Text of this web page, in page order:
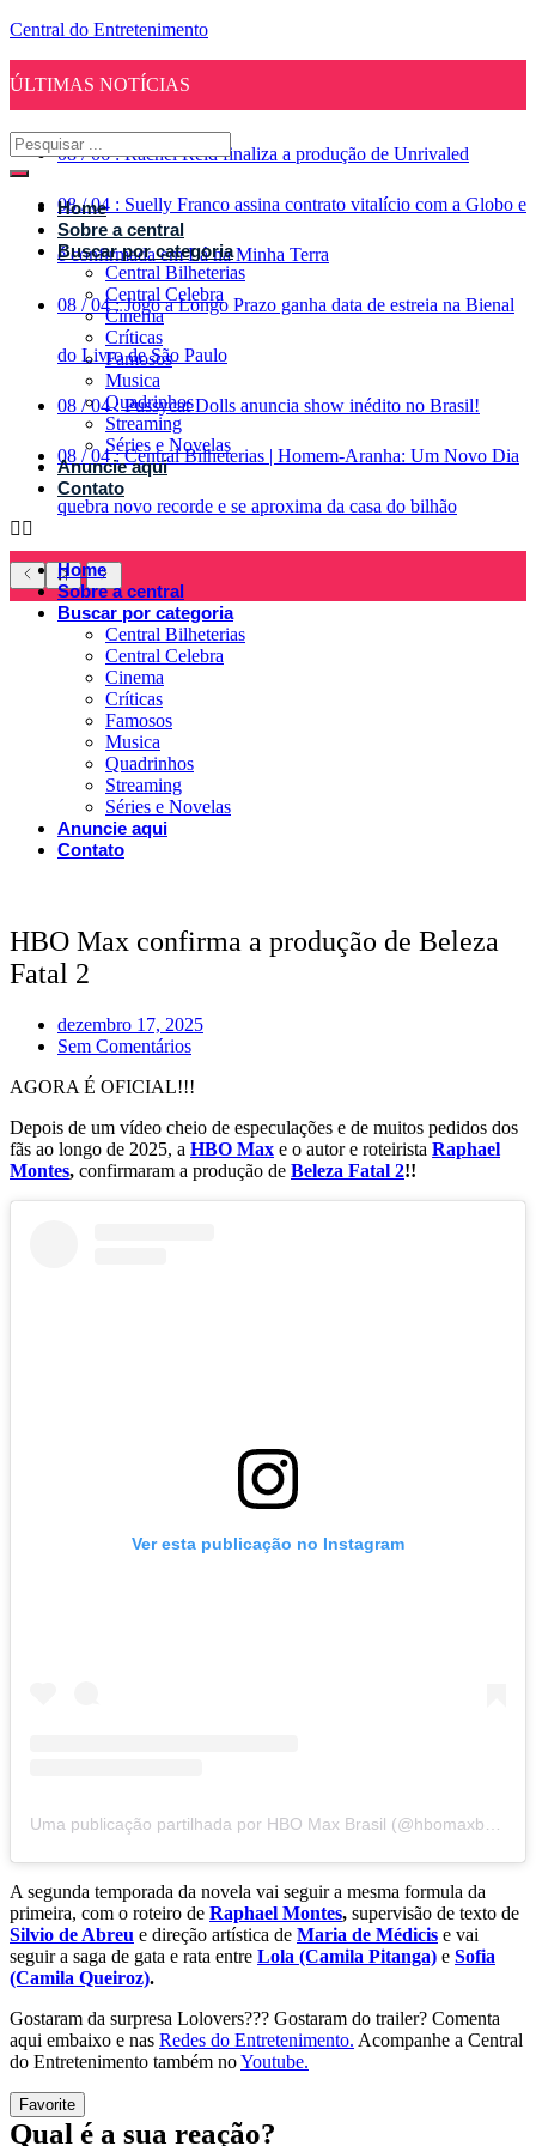
Central do Entretenimento
ÚLTIMAS NOTÍCIAS
08 / 06 : Rachel Reid finaliza a produção de Unrivaled
08 / 04 : Suelly Franco assina contrato vitalício com a Globo e
é confirmada em Lá na Minha Terra
08 / 04 : Jogo a Longo Prazo ganha data de estreia na Bienal
do Livro de São Paulo
08 / 04 : Pussycat Dolls anuncia show inédito no Brasil!
08 / 04 : Central Bilheterias | Homem-Aranha: Um Novo Dia
quebra novo recorde e se aproxima da casa do bilhão
Home
Sobre a central
Buscar por categoria
Central Bilheterias
Central Celebra
Cinema
Críticas
Famosos
Musica
Quadrinhos
Streaming
Séries e Novelas
Anuncie aqui
Contato
Home
Sobre a central
Buscar por categoria
Central Bilheterias
Central Celebra
Cinema
Críticas
Famosos
Musica
Quadrinhos
Streaming
Séries e Novelas
Anuncie aqui
Contato
HBO Max confirma a produção de Beleza
Fatal 2
dezembro 17, 2025
Sem Comentários
AGORA É OFICIAL!!!
Depois de um vídeo cheio de especulações e de muitos pedidos dos
fãs ao longo de 2025, a HBO Max e o autor e roteirista Raphael
Montes, confirmaram a produção de Beleza Fatal 2!!
Ver esta publicação no Instagram
A segunda temporada da novela vai seguir a mesma formula da
primeira, com o roteiro de Raphael Montes, supervisão de texto de
Silvio de Abreu e direção artística de Maria de Médicis e vai
seguir a saga de gata e rata entre Lola (Camila Pitanga) e Sofia
(Camila Queiroz).
Gostaram da surpresa Lolovers??? Gostaram do trailer? Comenta
aqui embaixo e nas Redes do Entretenimento. Acompanhe a Central
do Entretenimento também noYoutube.
Favorite
Qual é a sua reação?